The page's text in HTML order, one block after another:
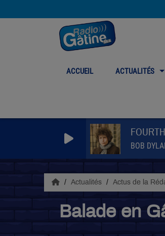
ACCUEIL ACTUALITÉS
BOB
Actualités Actus de la
Balade en